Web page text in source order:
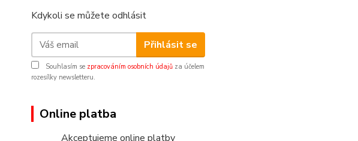
Kdykoli se můžete odhlásit
Přihlásit se
Souhlasím se zpracováním osobních údajů za účelem
rozesílky newsletteru.
Online platba
Akceptujeme online platby